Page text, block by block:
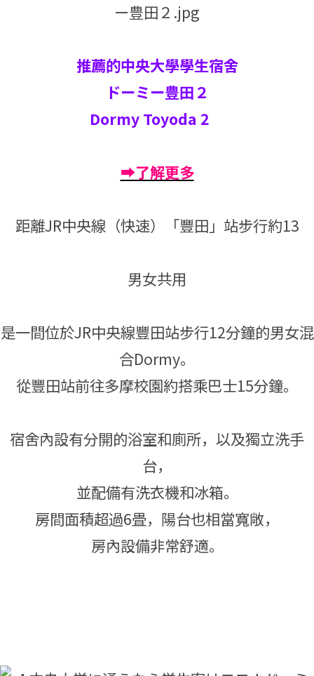
推薦的中央大學學生宿舍
ドーミー豊田２
Dormy Toyoda 2
➡了解更多
距離JR中央線（快速）「豐田」站步行約13
男女共用
是一間位於JR中央線豐田站步行12分鐘的男女混
合Dormy。
從豐田站前往多摩校園約搭乘巴士15分鐘。
宿舍內設有分開的浴室和廁所，以及獨立洗手
台，
並配備有洗衣機和冰箱。
房間面積超過6畳，陽台也相當寬敞，
房內設備非常舒適。